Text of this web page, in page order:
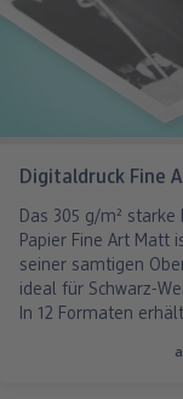
Digitaldruck Fine
Das 305 g/m² starke
Papier Fine Art Matt
seiner samtigen
ideal für Schwarz-
In 12 Formaten